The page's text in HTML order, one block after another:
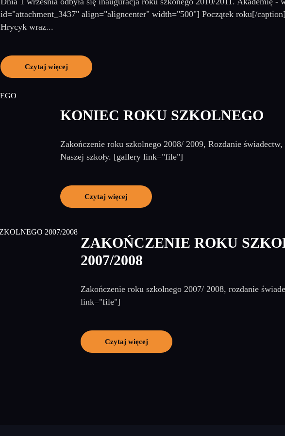
id="attachment_3437" align="aligncenter" width="500"] Początek roku[/
Hrycyk wraz...
Czytaj więcej
KONIEC ROKU SZKOLNEGO
Zakończenie roku szkolnego 2008/ 2009, Rozdanie
Naszej szkoły. [gallery link="file"]
Czytaj więcej
ZAKOŃCZENIE ROKU
2007/2008
Zakończenie roku szkolnego 2007/ 2008, rozdanie
link="file"]
Czytaj więcej